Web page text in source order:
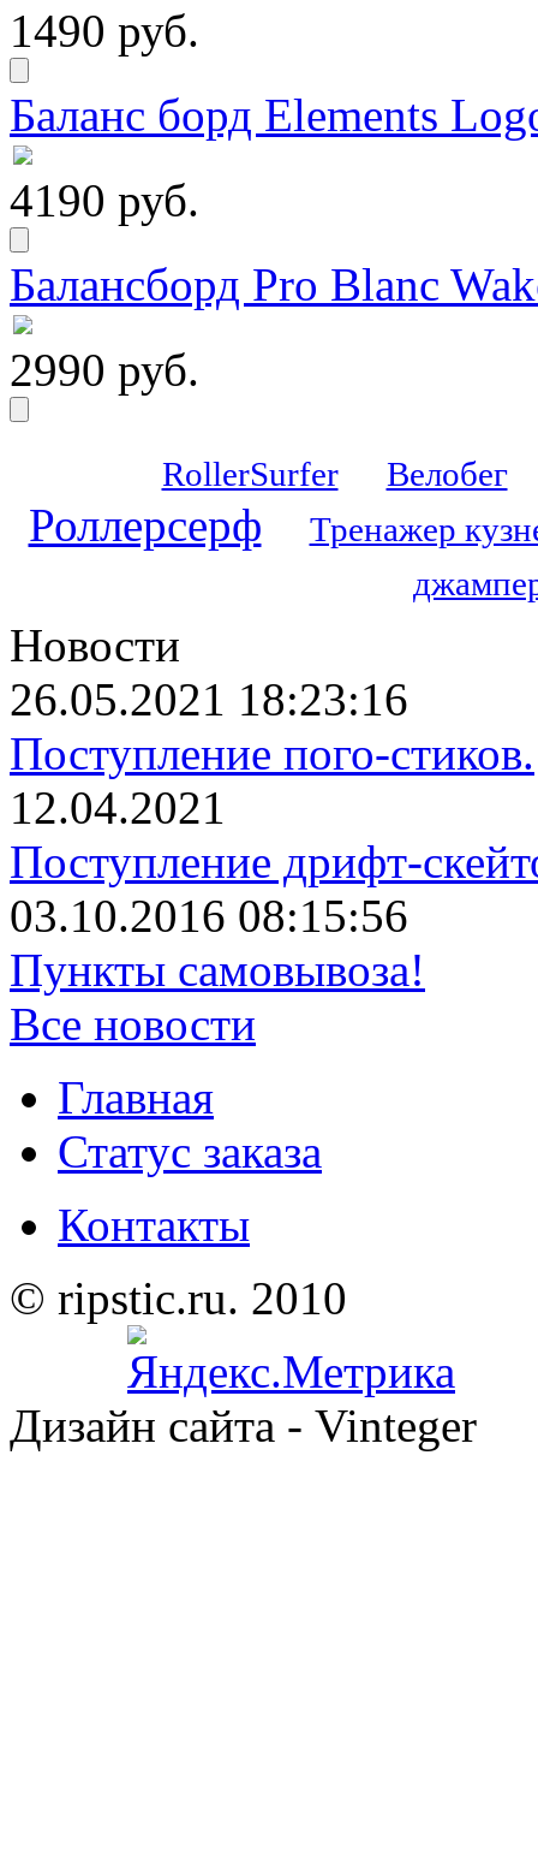
1490 руб.
Баланс борд Elements
4190 руб.
Балансборд Pro Blanc
2990 руб.
RollerSurfer Велобег
Роллерсерф
Тренажер
Новости
26.05.2021 18:23:16
Поступление пого-стиков.
12.04.2021
Поступление дрифт-
03.10.2016 08:15:56
Пункты самовывоза!
Все новости
Главная
Статус заказа
Контакты
© ripstic.ru. 2010
Дизайн сайта - Vinteger